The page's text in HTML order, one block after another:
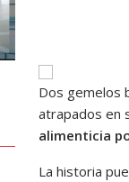
Dos gemelos
atrapados en
alimenticia
La historia